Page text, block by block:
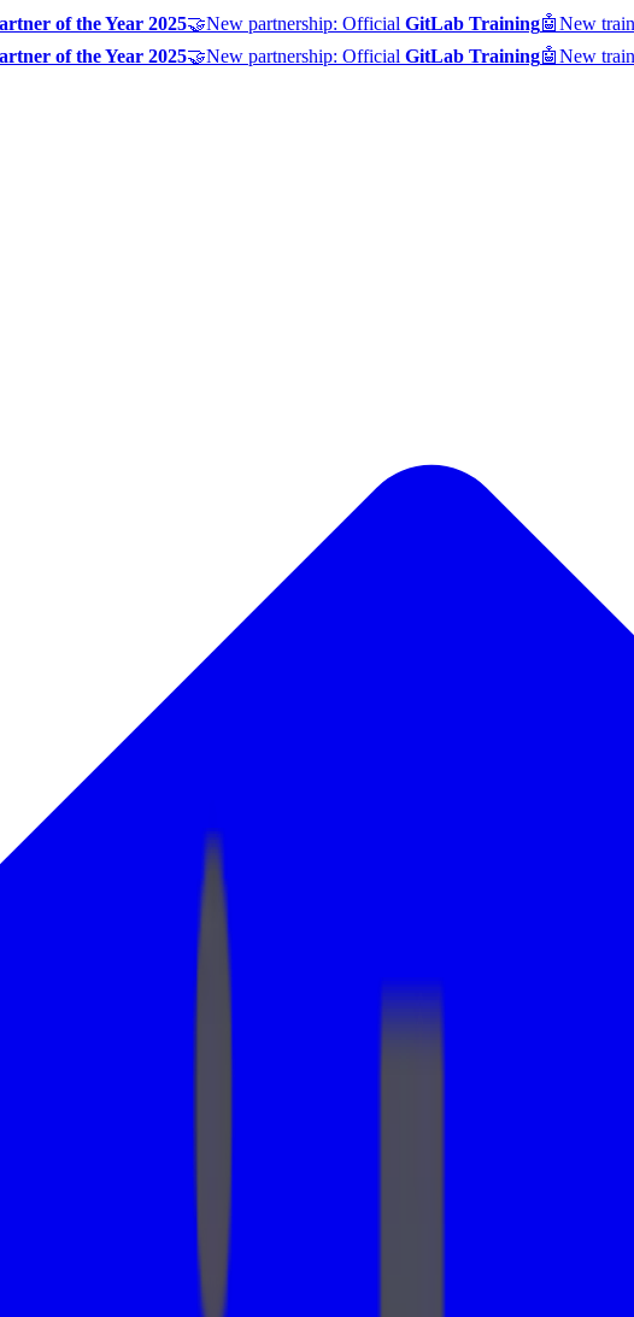
of the Year 2025🤝New partnership: Official GitLab Training🤖New
of the Year 2025🤝New partnership: Official GitLab Training🤖New